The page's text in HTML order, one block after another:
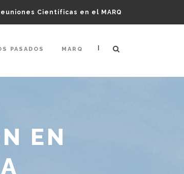
Científicas en el MARQ
PASADOS MARQ
EN